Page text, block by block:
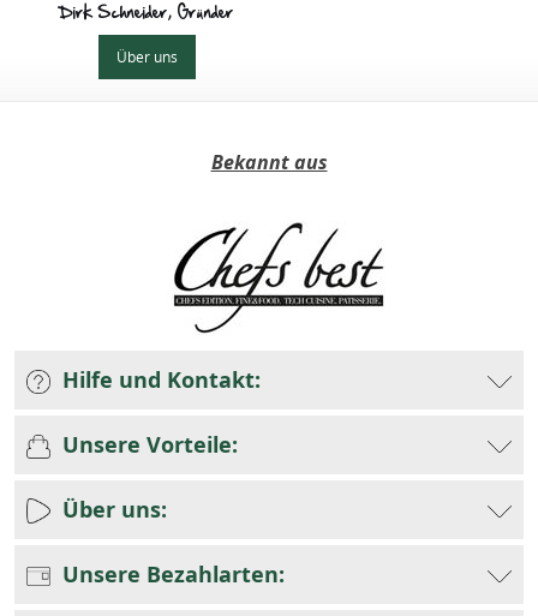
Dirk Schneider, Gründer
Über uns
Bekannt aus
Hilfe und Kontakt:
Unsere Vorteile:
Über uns:
Unsere Bezahlarten: